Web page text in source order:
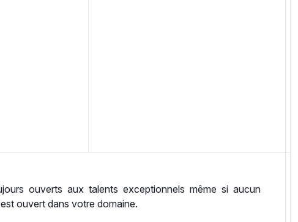
ouverts aux talents exceptionnels même si aucun
ouvert dans votre domaine.